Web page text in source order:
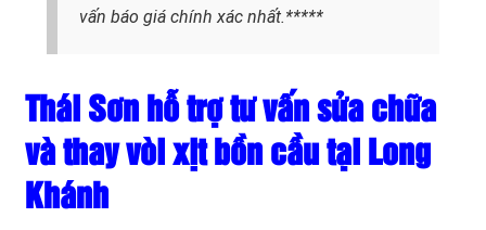
vấn báo giá chính xác nhất.*****
Thái Sơn hỗ trợ tư vấn sửa chữa
và thay vòi xịt bồn cầu tại Long
Khánh